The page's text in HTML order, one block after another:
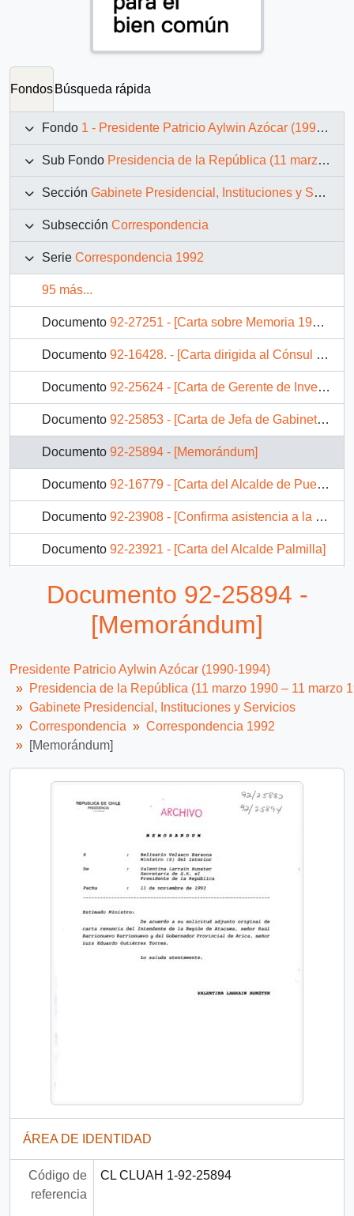
Fondos Búsqueda rápida
Fondo 1 - Presidente Patricio Aylwin Azócar (1990-1994)
Sub Fondo Presidencia de la República (11 marzo 1990 – 11 marzo 1994)
Sección Gabinete Presidencial, Instituciones y Servicios
Subsección Correspondencia
Serie Correspondencia 1992
95 más...
Documento 92-27251 - [Carta sobre Memoria 1991 del Ministerio Vivienda y Urbanismo]
Documento 92-16428. - [Carta dirigida al Cónsul General de Bolivia]
Documento 92-25624 - [Carta de Gerente de Inversiones Sucden de Chile Ltda. al Ministro de Agricultura]
Documento 92-25853 - [Carta de Jefa de Gabinete del Ministerio de Hacienda]
Documento 92-25894 - [Memorándum]
Documento 92-16779 - [Carta del Alcalde de Puerto Montt]
Documento 92-23908 - [Confirma asistencia a la reunión preparatoria del Seminario Internacional "El Pacífico, Parte Integrante del Nuevo Mundo : Mar del S. XXI]
Documento 92-23921 - [Carta del Alcalde Palmilla]
148 más...
Documento 92-25894 -
[Memorándum]
Presidente Patricio Aylwin Azócar (1990-1994)
Presidencia de la República (11 marzo 1990 – 11 marzo
Gabinete Presidencial, Instituciones y Servicios
Correspondencia
Correspondencia 1992
[Memorándum]
ÁREA DE IDENTIDAD
Código de
referencia
CL CLUAH 1-92-25894